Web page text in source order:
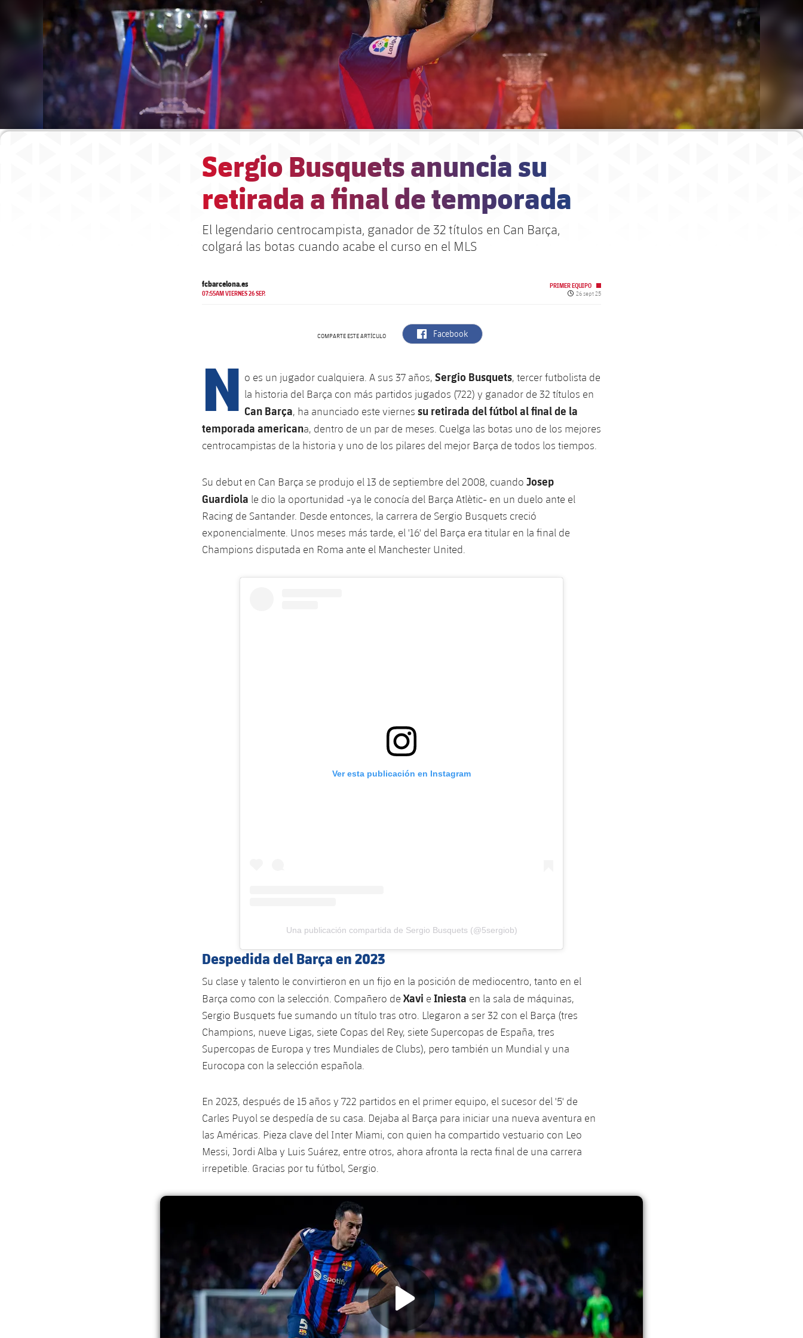
Sergio Busquets anuncia su
retirada a final de temporada
El legendario centrocampista, ganador de 32 títulos en Can Barça,
colgará las botas cuando acabe el curso en el MLS
fcbarcelona.es
07:55AM VIERNES 26 SEP.
PRIMER EQUIPO
Fecha de publicación
26 sept 25
COMPARTE ESTE ARTÍCULO label.aria.facebook
Facebook
N o es un jugador cualquiera. A sus 37 años, Sergio Busquets, tercer futbolista de
la historia del Barça con más partidos jugados (722) y ganador de 32 títulos en
Can Barça, ha anunciado este viernes su retirada del fútbol al final de la
temporada americana, dentro de un par de meses. Cuelga las botas uno de los mejores
centrocampistas de la historia y uno de los pilares del mejor Barça de todos los tiempos.
Su debut en Can Barça se produjo el 13 de septiembre del 2008, cuando Josep
Guardiola le dio la oportunidad -ya le conocía del Barça Atlètic- en un duelo ante el
Racing de Santander. Desde entonces, la carrera de Sergio Busquets creció
exponencialmente. Unos meses más tarde, el '16' del Barça era titular en la final de
Champions disputada en Roma ante el Manchester United.
Ver esta publicación en Instagram
Una publicación compartida de Sergio Busquets (@5sergiob)
Despedida del Barça en 2023
Su clase y talento le convirtieron en un fijo en la posición de mediocentro, tanto en el
Barça como con la selección. Compañero de Xavi e Iniesta en la sala de máquinas,
Sergio Busquets fue sumando un título tras otro. Llegaron a ser 32 con el Barça (tres
Champions, nueve Ligas, siete Copas del Rey, siete Supercopas de España, tres
Supercopas de Europa y tres Mundiales de Clubs), pero también un Mundial y una
Eurocopa con la selección española.
En 2023, después de 15 años y 722 partidos en el primer equipo, el sucesor del '5' de
Carles Puyol se despedía de su casa. Dejaba al Barça para iniciar una nueva aventura en
las Américas. Pieza clave del Inter Miami, con quien ha compartido vestuario con Leo
Messi, Jordi Alba y Luis Suárez, entre otros, ahora afronta la recta final de una carrera
irrepetible. Gracias por tu fútbol, ​​Sergio.